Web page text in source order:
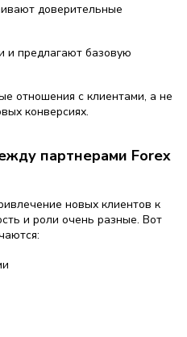
доверительные
и предлагают базовую
отношения с клиентами, а не
конверсиях.
партнерами Forex
новых клиентов к
и роли очень разные. Вот